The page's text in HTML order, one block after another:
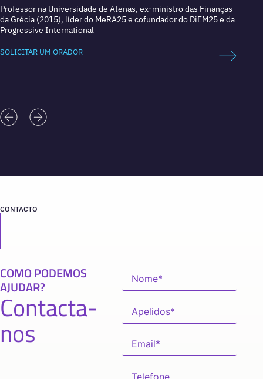
Professor na Universidade de Atenas, ex-ministro das Finanças
da Grécia (2015), líder do MeRA25 e cofundador do DiEM25 e da
Progressive International
SOLICITAR UM ORADOR
CONTACTO
COMO PODEMOS
AJUDAR?
Contacta-
nos